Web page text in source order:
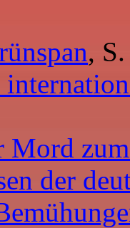
,
Mord
der